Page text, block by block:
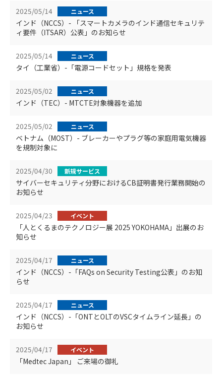
2025/05/14 ニュース
インド（NCCS）- 「スマートカメラのインド通信セキュリテ
ィ要件（ITSAR）公表」のお知らせ
2025/05/14 ニュース
タイ（工業省）-「電源コードセット」規格を発表
2025/05/02 ニュース
インド（TEC）- MTCTE対象機器を追加
2025/05/02 ニュース
ベトナム（MOST）- ブレーカーやプラグ等の家庭用電気機器
を規制対象に
2025/04/30 新規サービス
サイバーセキュリティ分野におけるCB証明書発行業務開始の
お知らせ
2025/04/23 イベント
「人とくるまのテクノロジー展 2025 YOKOHAMA」出展のお
知らせ
2025/04/17 ニュース
インド（NCCS）-「FAQs on Security Testing公表」のお知
らせ
2025/04/17 ニュース
インド（NCCS）-「ONTとOLTのVSCタイムライン延長」の
お知らせ
2025/04/17 イベント
「Medtec Japan」 ご来場の御礼